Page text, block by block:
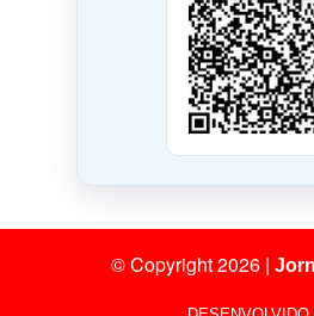
© Copyright 2026 |